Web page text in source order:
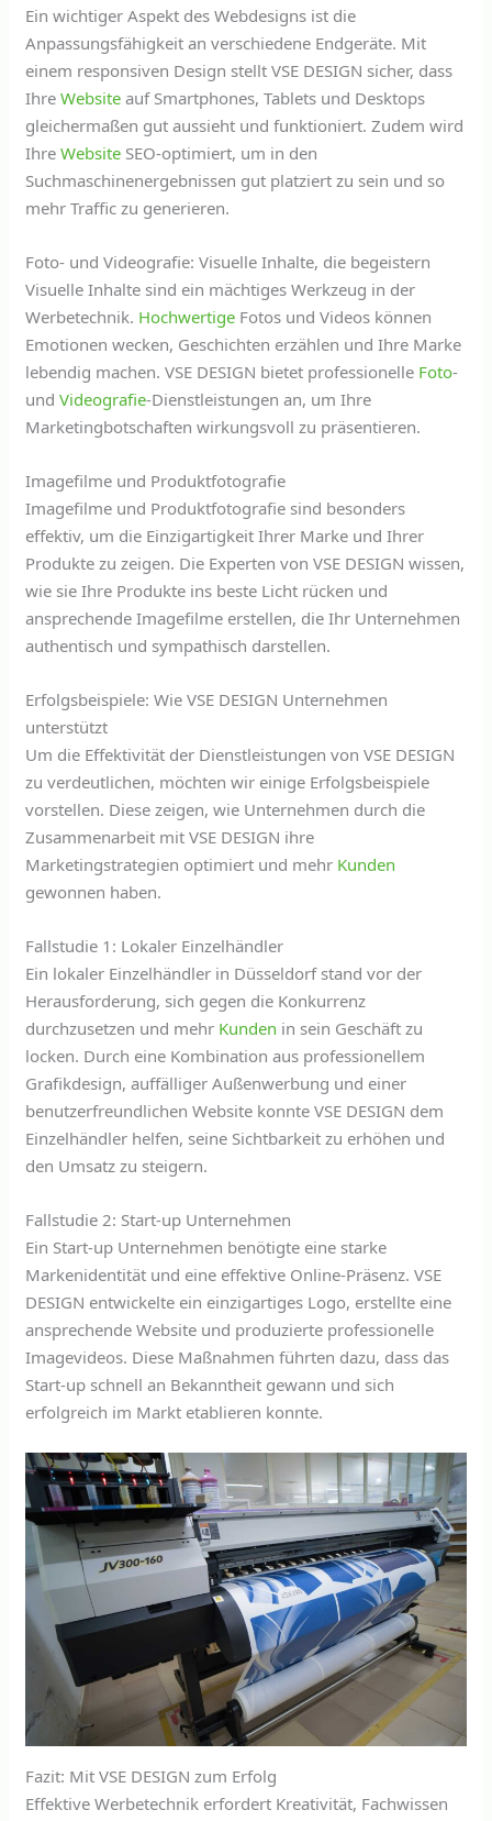
Ein wichtiger Aspekt des Webdesigns ist die
Anpassungsfähigkeit an verschiedene Endgeräte. Mit
einem responsiven Design stellt VSE DESIGN sicher, dass
IhreWebsite auf Smartphones, Tablets und Desktops
gleichermaßen gut aussieht und funktioniert. Zudem wird
IhreWebsite SEO-optimiert, um in den
Suchmaschinenergebnissen gut platziert zu sein und so
mehr Traffic zu generieren.
Foto- und Videografie: Visuelle Inhalte, die begeistern
Visuelle Inhalte sind ein mächtiges Werkzeug in der
Werbetechnik. Hochwertige Fotos und Videos können
Emotionen wecken, Geschichten erzählen und Ihre Marke
lebendig machen. VSE DESIGN bietet professionelle Foto-
undVideografie-Dienstleistungen an, um Ihre
Marketingbotschaften wirkungsvoll zu präsentieren.
Imagefilme und Produktfotografie
Imagefilme und Produktfotografie sind besonders
effektiv, um die Einzigartigkeit Ihrer Marke und Ihrer
Produkte zu zeigen. Die Experten von VSE DESIGN wissen,
wie sie Ihre Produkte ins beste Licht rücken und
ansprechende Imagefilme erstellen, die Ihr Unternehmen
authentisch und sympathisch darstellen.
Erfolgsbeispiele: Wie VSE DESIGN Unternehmen
unterstützt
Um die Effektivität der Dienstleistungen von VSE DESIGN
zu verdeutlichen, möchten wir einige Erfolgsbeispiele
vorstellen. Diese zeigen, wie Unternehmen durch die
Zusammenarbeit mit VSE DESIGN ihre
Marketingstrategien optimiert und mehr Kunden
gewonnen haben.
Fallstudie 1: Lokaler Einzelhändler
Ein lokaler Einzelhändler in Düsseldorf stand vor der
Herausforderung, sich gegen die Konkurrenz
durchzusetzen und mehr Kunden in sein Geschäft zu
locken. Durch eine Kombination aus professionellem
Grafikdesign, auffälliger Außenwerbung und einer
benutzerfreundlichen Website konnte VSE DESIGN dem
Einzelhändler helfen, seine Sichtbarkeit zu erhöhen und
den Umsatz zu steigern.
Fallstudie 2: Start-up Unternehmen
Ein Start-up Unternehmen benötigte eine starke
Markenidentität und eine effektive Online-Präsenz. VSE
DESIGN entwickelte ein einzigartiges Logo, erstellte eine
ansprechende Website und produzierte professionelle
Imagevideos. Diese Maßnahmen führten dazu, dass das
Start-up schnell an Bekanntheit gewann und sich
erfolgreich im Markt etablieren konnte.
Fazit: Mit VSE DESIGN zum Erfolg
Effektive Werbetechnik erfordert Kreativität, Fachwissen